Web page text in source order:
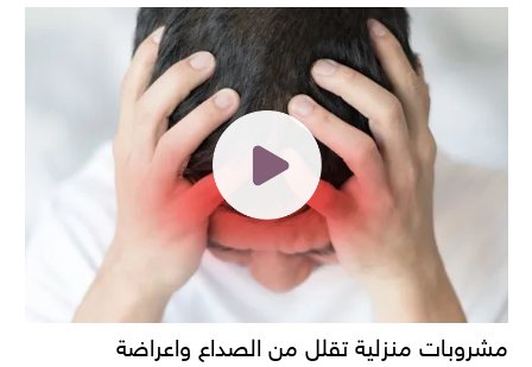
مشروبات منزلية تقلل من الصداع واعراضة